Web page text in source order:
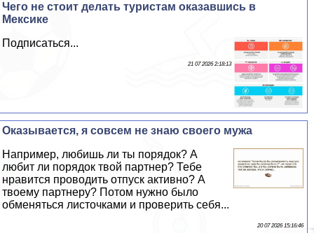
Чего не стоит делать туристам оказавшись в
Мексике
Подписаться...
21 07 2026 2:18:13
Оказывается, я совсем не знаю своего мужа
Например, любишь ли ты порядок? А
любит ли порядок твой партнер? Тебе
нравится проводить отпуск активно? А
твоему партнеру? Потом нужно было
обменяться листочками и проверить себя...
20 07 2026 15:16:46